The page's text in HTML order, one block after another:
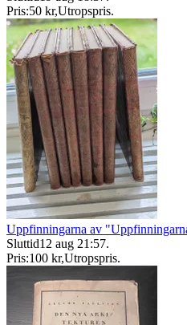
Pris:50 kr,Utropspris.
Uppfinningarna av
Sluttid12 aug 21:57.
Pris:100 kr,Utropspris.